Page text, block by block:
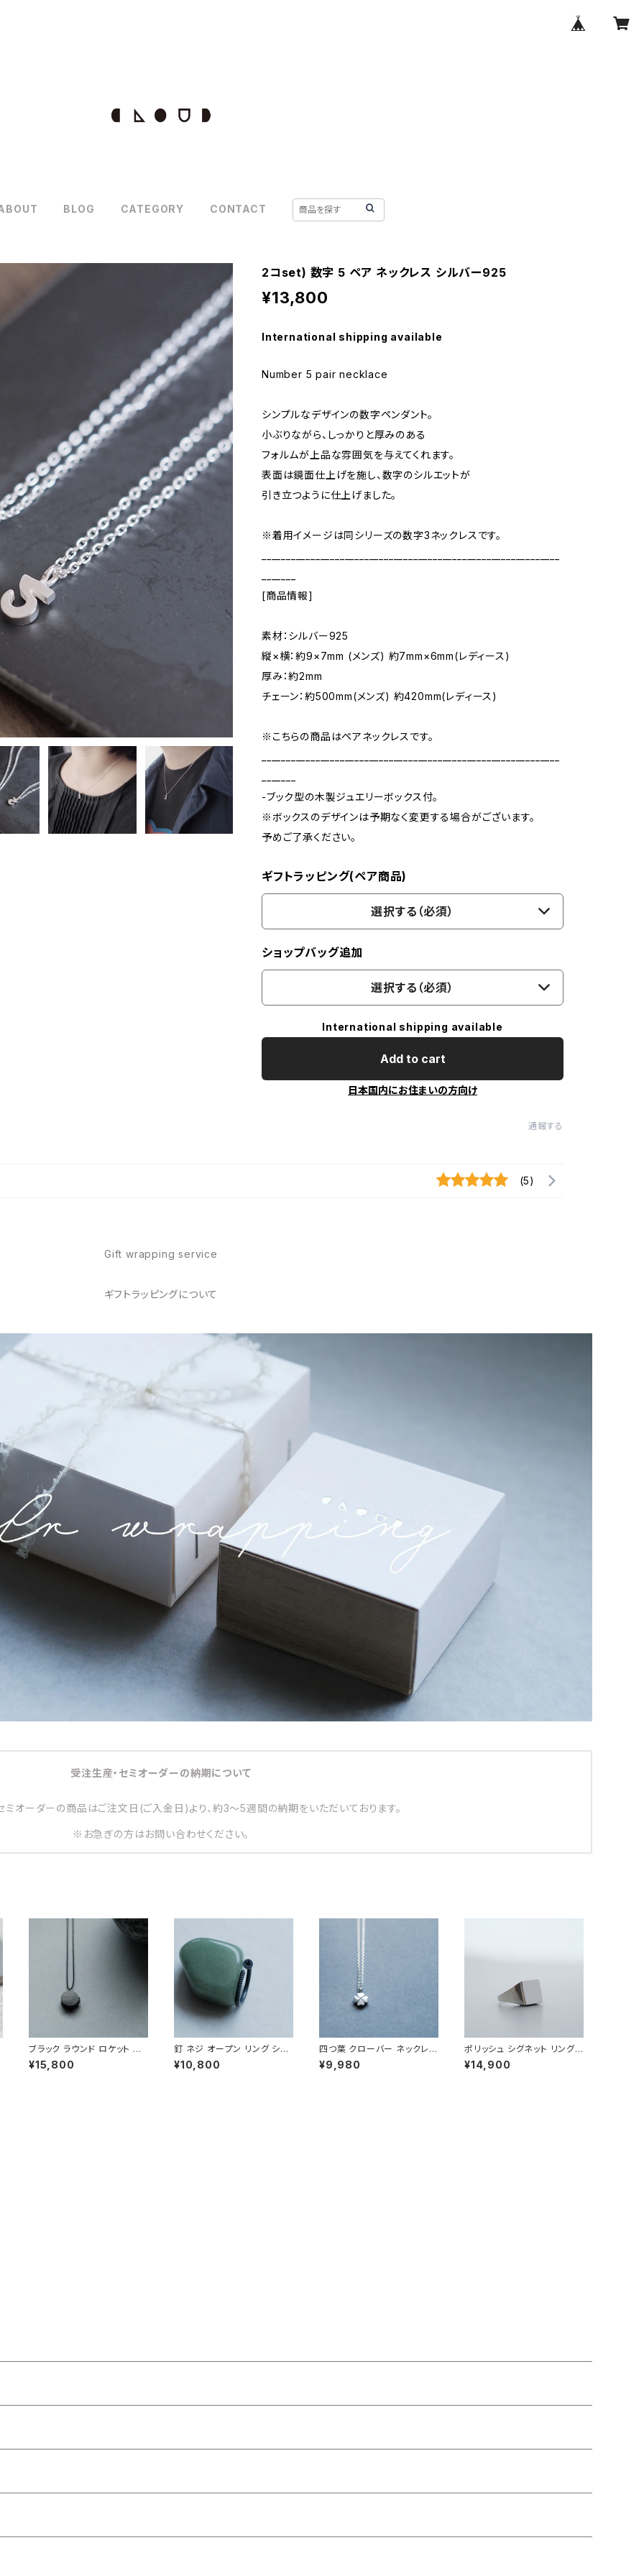
BLOG CATEGORY CONTACT
2コset) 数字 5 ペア ネックレス シルバー925
¥13,800
International shipping available
Number 5 pair necklace
シンプルなデザインの数字ペンダント。
小ぶりながら、しっかりと厚みのある
フォルムが上品な雰囲気を与えてくれます。
表面は鏡面仕上げを施し、数字のシルエットが
引き立つように仕上げました。
※着用イメージは同シリーズの数字3ネックレスです。
[商品情報]
素材：シルバー925
縦×横：約9×7mm (メンズ) 約7mm×6mm(レディース)
厚み：約2mm
チェーン：約500mm(メンズ) 約420mm(レディース)
※こちらの商品はペアネックレスです。
-ブック型の木製ジュエリーボックス付。
※ボックスのデザインは予期なく変更する場合がございます。
予めご了承ください。
ギフトラッピング(ペア商品)
選択する（必須）
ショップバッグ追加
選択する（必須）
International shipping available
Add to cart
日本国内にお住まいの方向け
通報する
(5)
Gift wrapping service
ギフトラッピングについて
受注生産・セミオーダーの納期について
ミオーダーの商品はご注文日(ご入金日)より、約3～5週間の納期をいただいております。
※お急ぎの方はお問い合わせください。
ブラック ラウンド ロケット コ
ード ネックレス シルバー925
メンズ ユニセックス
¥15,800
釘 ネジ オープン リング シル
バー925 いぶし銀 メンズ ユ
ニセックス
¥10,800
四つ葉 クローバー ネックレス
シルバー925 メンズ ユニセッ
クス
¥9,980
ポリッシュ シグネット リング
シルバー925 メンズ ユニセッ
クス
¥14,900